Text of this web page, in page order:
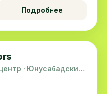
Подробнее
· Юнусабадский